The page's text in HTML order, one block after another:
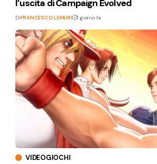
l’uscita di Campaign Evolved
DiFRANCESCO LEMURI 1 giorno fa
VIDEOGIOCHI